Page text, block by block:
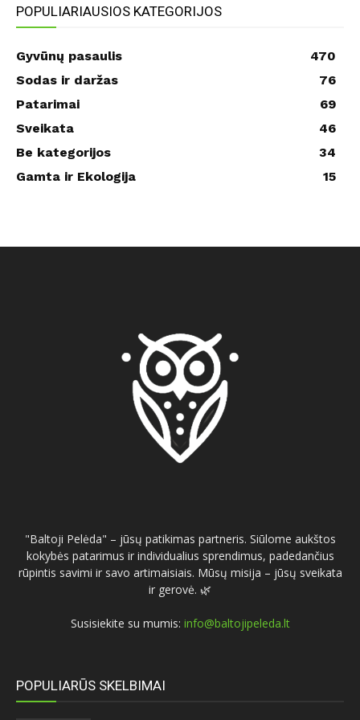
POPULIARIAUSIOS KATEGORIJOS
Gyvūnų pasaulis
470
Sodas ir daržas
76
Patarimai
69
Sveikata
46
Be kategorijos
34
Gamta ir Ekologija
15
"Baltoji Pelėda" – jūsų patikimas partneris. Siūlome aukštos
kokybės patarimus ir individualius sprendimus, padedančius
rūpintis savimi ir savo artimaisiais. Mūsų misija – jūsų sveikata
ir gerovė. 🌿
Susisiekite su mumis: info@baltojipeleda.lt
POPULIARŪS SKELBIMAI